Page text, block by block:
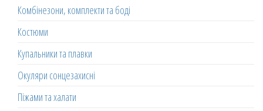
Комбінезони, комплекти та боді
Костюми
Купальники та плавки
Окуляри сонцезахисні
Піжами та халати